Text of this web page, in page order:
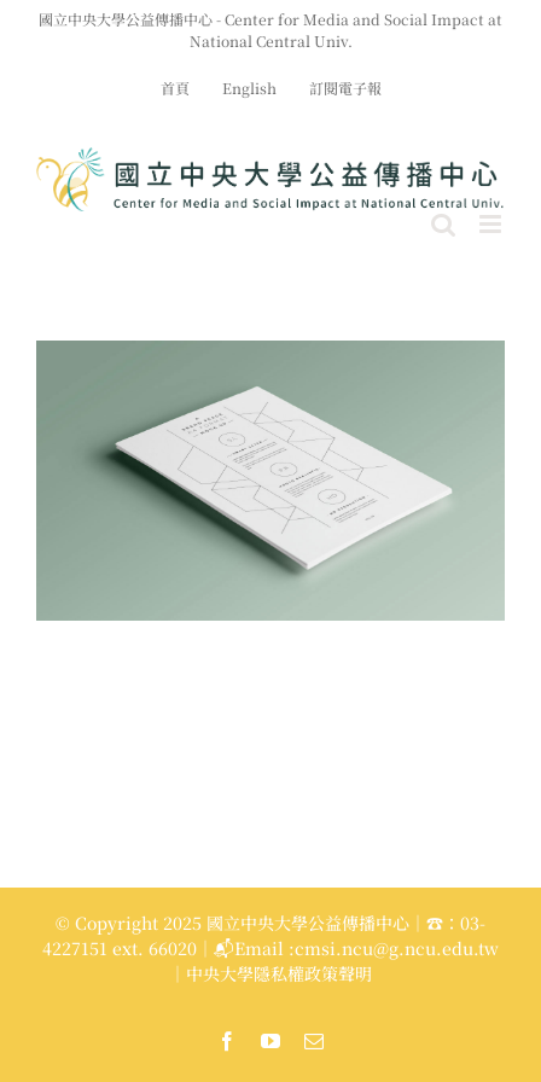
國立中央大學公益傳播中心 - Center for Media and Social Impact at
National Central Univ.
首頁 English 訂閱電子報
© Copyright 2025 國立中央大學公益傳播中心｜☎：03-
4227151 ext. 66020｜📬Email :cmsi.ncu@g.ncu.edu.tw
｜中央大學隱私權政策聲明
FacebookYouTubeEmail